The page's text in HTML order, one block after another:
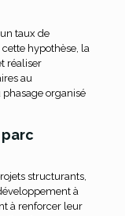
taux de
cette hypothèse, la
réaliser
au
organisé
structurants,
à
à renforcer leur